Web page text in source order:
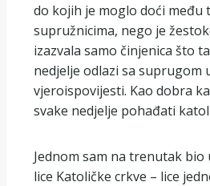
do kojih je moglo doći među
supružnicima, nego je
izazvala samo činjenica što
nedjelje odlazi sa suprugom
vjeroispovijesti. Kao dobra
svake nedjelje pohađati
Jednom sam na trenutak
lice Katoličke crkve – lice